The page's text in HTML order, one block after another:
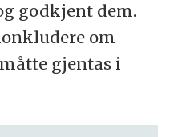
godkjent dem.
om
gjentas i